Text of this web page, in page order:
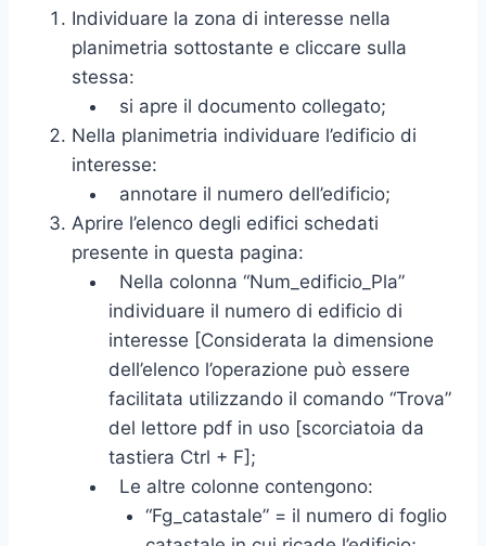
Individuare la zona di interesse nella
planimetria sottostante e cliccare sulla
stessa:
si apre il documento collegato;
Nella planimetria individuare l’edificio di
interesse:
annotare il numero dell’edificio;
Aprire l’elenco degli edifici schedati
presente in questa pagina:
Nella colonna “Num_edificio_Pla”
individuare il numero di edificio di
interesse [Considerata la dimensione
dell’elenco l’operazione può essere
facilitata utilizzando il comando “Trova”
del lettore pdf in uso [scorciatoia da
tastiera Ctrl + F];
Le altre colonne contengono:
“Fg_catastale” = il numero di foglio